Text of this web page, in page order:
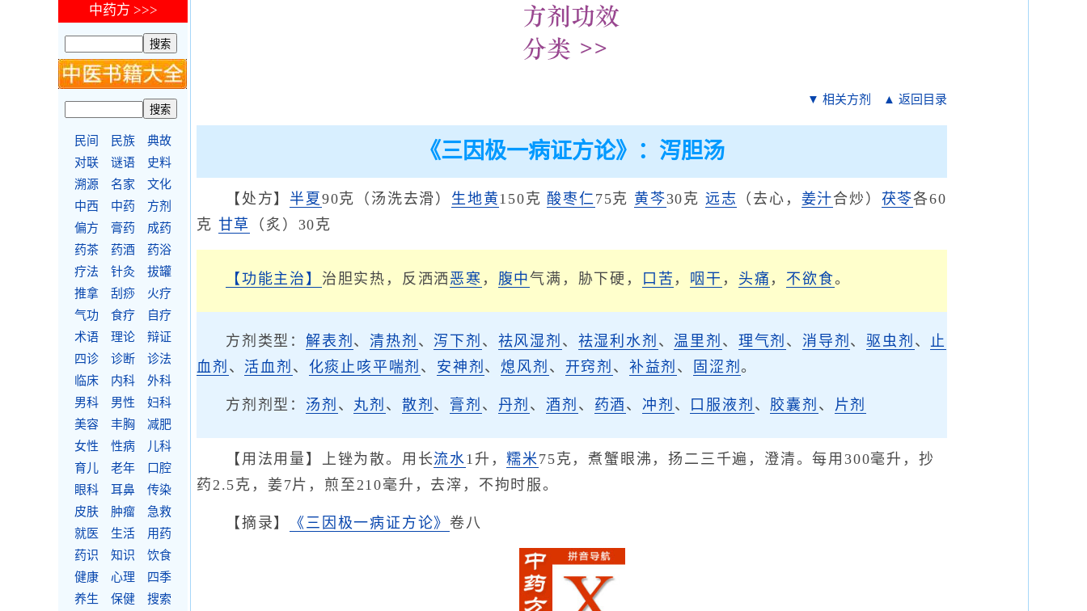
▼ 相关方剂 ▲ 返回目录
《三因极一病证方论》：泻胆汤
【处方】 半夏 90克（汤洗去滑） 生地黄150克 酸枣仁75克 黄芩30克 远志 （去心， 姜汁合炒） 茯苓各60
克 甘草 （炙）30克
【功能主治】 治胆实热，反洒洒 恶寒 ， 腹中气满，胁下硬， 口苦 ， 咽干 ， 头痛 ， 不欲食。
方剂类型： 解表剂 、清热剂 、 泻下剂 、 祛风湿剂 、 祛湿利水剂 、温里剂 、 理气剂 、 消导剂 、驱虫剂 、 止
血剂 、 活血剂 、 化痰止咳平喘剂 、 安神剂 、熄风剂 、 开窍剂 、 补益剂 、 固涩剂。
方剂剂型： 汤剂 、 丸剂 、 散剂 、 膏剂 、 丹剂 、酒剂 、 药酒 、 冲剂 、 口服液剂 、 胶囊剂 、 片剂
【用法用量】上锉为散。用长流水1升，糯米75克，煮蟹眼沸，扬二三千遍，澄清。每用300毫升，抄
药2.5克，姜7片，煎至210毫升，去滓，不拘时服。
【摘录】 《三因极一病证方论》卷八
中药方 >>>
民间 民族
典故
对联
谜语
史料
溯源
名家
文化
中西
中药
方剂
偏方
膏药
成药
药茶
药酒
药浴
疗法
针灸
拔罐
推拿
刮痧
火疗
气功
食疗
自疗
术语
理论
辩证
四诊
诊断
诊法
临床
内科
外科
男科
男性
妇科
美容
丰胸
减肥
女性
性病
儿科
育儿
老年
口腔
眼科
耳鼻
传染
皮肤
肿瘤
急救
就医
生活
用药
药识
知识
饮食
健康
心理
四季
养生
保健
搜索